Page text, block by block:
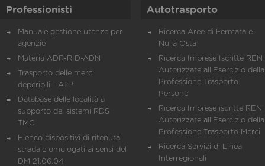
Professionisti
Manuale gestione utenze per
agenzie
Materia ADR-RID-ADN
Trasporto delle merci
deperibili - ATP
Database delle località a
supporto dei sistemi RDS
TMC
Elenco dispositivi di ritenuta
stradale omologati ai sensi del
DM 21.06.04
Autotrasporto
Ricerca Aree di Fermata e
Nulla Osta
Ricerca Imprese Iscritte REN
Autorizzate all'Esercizio della
Professione Trasporto
Persone
Ricerca Imprese iscritte REN
Autorizzate all'Esercizio della
Professione Trasporto Merci
Ricerca Servizi di Linea
Interregionali